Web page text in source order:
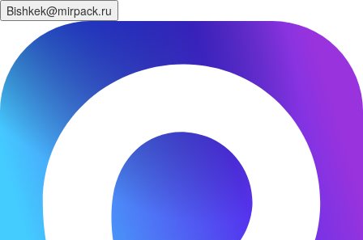
Bishkek@mirpack.ru